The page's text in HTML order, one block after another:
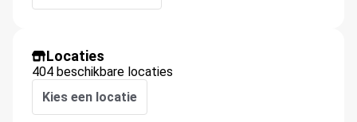
Locaties
404 beschikbare locaties
Kies een locatie